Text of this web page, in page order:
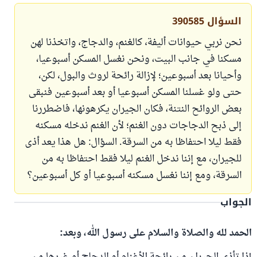
السؤال 390585
نحن نربي حيوانات أليفة، كالغنم، والدجاج، واتخذنا لهن
مسكنا في جانب البيت، ونحن نغسل المسكن أسبوعيا،
وأحيانا بعد أسبوعين؛ لإزالة رائحة لروث والبول، لكن،
حتى ولو غسلنا المسكن أسبوعيا أو بعد أسبوعين فنبقى
بعض الروائح النتنة، فكان الجيران يكرهونها، فاضطررنا
إلى ذبح الدجاجات دون الغنم؛ لأن الغنم ندخله مسكنه
فقط ليلا احتفاظا به من السرقة. السؤال: هل هذا يعد أذى
للجيران، مع إننا ندخل الغنم ليلا فقط احتفاظا به من
السرقة، ومع إننا نغسل مسكنه أسبوعيا أو كل أسبوعين؟
الجواب
الحمد لله والصلاة والسلام على رسول الله، وبعد: